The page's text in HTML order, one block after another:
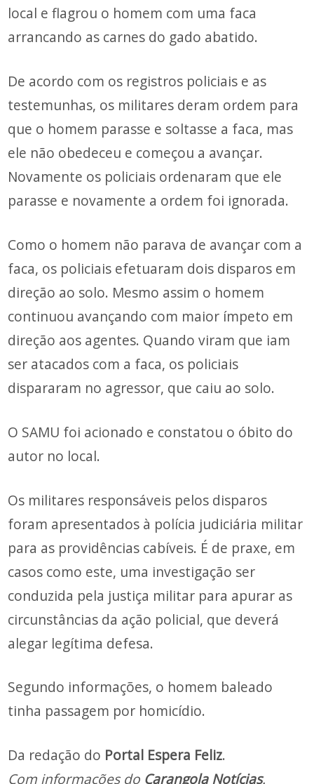
local e flagrou o homem com uma faca
arrancando as carnes do gado abatido.
De acordo com os registros policiais e as
testemunhas, os militares deram ordem para
que o homem parasse e soltasse a faca, mas
ele não obedeceu e começou a avançar.
Novamente os policiais ordenaram que ele
parasse e novamente a ordem foi ignorada.
Como o homem não parava de avançar com a
faca, os policiais efetuaram dois disparos em
direção ao solo. Mesmo assim o homem
continuou avançando com maior ímpeto em
direção aos agentes. Quando viram que iam
ser atacados com a faca, os policiais
dispararam no agressor, que caiu ao solo.
O SAMU foi acionado e constatou o óbito do
autor no local.
Os militares responsáveis pelos disparos
foram apresentados à polícia judiciária militar
para as providências cabíveis. É de praxe, em
casos como este, uma investigação ser
conduzida pela justiça militar para apurar as
circunstâncias da ação policial, que deverá
alegar legítima defesa.
Segundo informações, o homem baleado
tinha passagem por homicídio.
Da redação do Portal Espera Feliz.
Com informações do Carangola Notícias.